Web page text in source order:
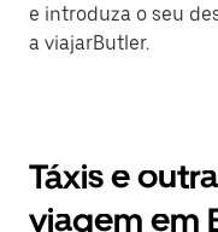
e introduza o seu
a viajarButler.
Táxis e
viagem em